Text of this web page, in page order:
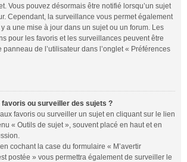
Vous pouvez désormais être notifié lorsqu’un sujet
Cependant, la surveillance vous permet également
y a une mise à jour dans un sujet ou un forum. Les
pour les favoris et les surveillances peuvent être
de l’utilisateur dans l’onglet « Préférences
ou surveiller des sujets ?
favoris ou surveiller un sujet en cliquant sur le lien
« Outils de sujet », souvent placé en haut et en
cochant la case du formulaire « M’avertir
postée » vous permettra également de surveiller le